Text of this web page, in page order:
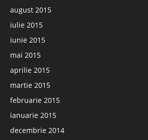
august 2015
iulie 2015
iunie 2015
mai 2015
aprilie 2015
martie 2015
februarie 2015
ianuarie 2015
decembrie 2014